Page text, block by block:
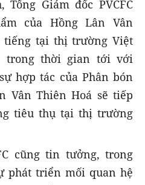
Tổng Giám đốc PVCFC
của Hồng Lân Vân
tiếng tại thị trường Việt
thời gian tới với
hợp tác của Phân bón
Vân Thiên Hoá sẽ tiếp
tiêu thụ tại thị trường
cũng tin tưởng, trong
phát triển mối quan hệ